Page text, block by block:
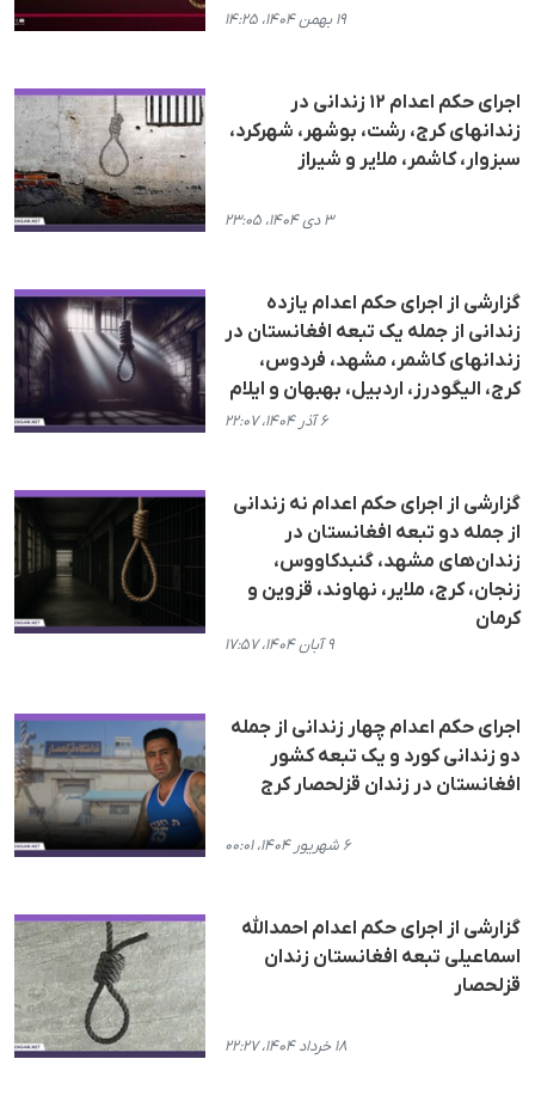
۱۹ بهمن ۱۴۰۴، ۱۴:۲۵
اجرای حکم اعدام ١٢ زندانی در
زندانهای کرج، رشت، بوشهر، شهرکرد،
سبزوار، کاشمر، ملایر و شیراز
۳ دی ۱۴۰۴، ۲۳:۰۵
گزارشی از اجرای حکم اعدام یازدە
زندانی از جملە یک تبعە افغانستان در
زندانهای کاشمر، مشهد، فردوس،
کرج، الیگودرز، اردبیل، بهبهان و ایلام
۶ آذر ۱۴۰۴، ۲۲:۰۷
گزارشی از اجرای حکم اعدام نە زندانی
از جملە دو تبعە افغانستان در
زندان‌های مشهد، گنبدکاووس،
زنجان، کرج، ملایر، نهاوند، قزوین و
کرمان
۹ آبان ۱۴۰۴، ۱۷:۵۷
اجرای حکم اعدام چهار زندانی از جمله
دو زندانی کورد و یک تبعه کشور
افغانستان در زندان قزلحصار کرج
۶ شهریور ۱۴۰۴، ۰۰:۰۱
گزارشی از اجرای حکم اعدام احمدالله
اسماعیلی تبعه افغانستان زندان
قزلحصار
۱۸ خرداد ۱۴۰۴، ۲۲:۲۷